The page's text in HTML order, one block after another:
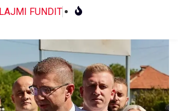
LAJMI FUNDIT